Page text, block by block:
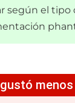
según el tipo
menos